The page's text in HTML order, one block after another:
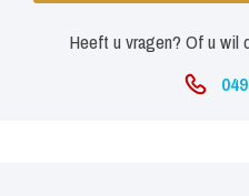
Heeft u vragen? Of u wil